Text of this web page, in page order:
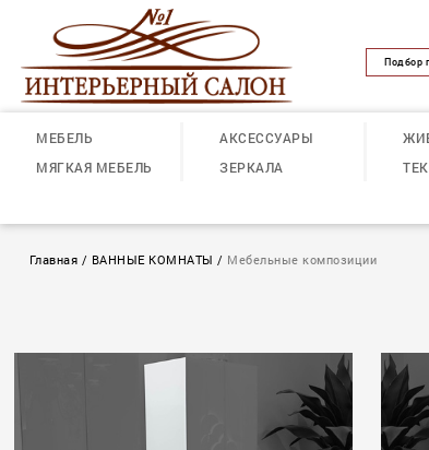
Подбор
МЕБЕЛЬ
МЯГКАЯ МЕБЕЛЬ
АКСЕССУАРЫ
ЗЕРКАЛА
Главная / ВАННЫЕ КОМНАТЫ / Мебельные композиции